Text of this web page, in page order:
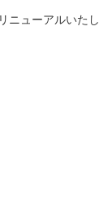
ニューアルいたし